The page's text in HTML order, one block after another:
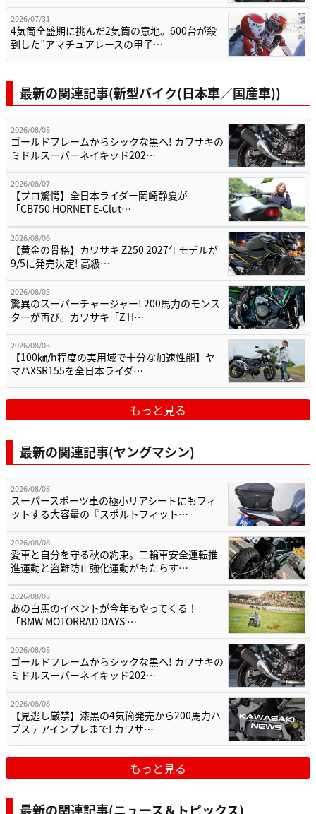
2026/07/31
4気筒全盛期に挑んだ2気筒の意地。600台が殺
到した”アマチュアレースの甲子…
最新の関連記事(新型バイク(日本車／国産車))
2026/08/08
ゴールドフレームからシックな黒へ! カワサキの
ミドルスーパーネイキッド202…
2026/08/07
【プロ驚愕】全日本ライダー岡崎静夏が
「CB750 HORNET E-Clut…
2026/08/06
【黄金の骨格】カワサキ Z250 2027年モデルが
9/5に発売決定! 高級…
2026/08/05
驚異のスーパーチャージャー! 200馬力のモンス
ターが再び。カワサキ「Z H…
2026/08/03
【100㎞/h程度の実用域で十分な加速性能】ヤ
マハXSR155を全日本ライダ…
もっと見る
最新の関連記事(ヤングマシン)
2026/08/08
スーパースポーツ車の極小リアシートにもフィ
ットする大容量の『スポルトフィット…
2026/08/08
愛車と自分を守る秋の約束。二輪車安全運転推
進運動と盗難防止強化運動がもたらす…
2026/08/08
あの白馬のイベントが今年もやってくる！
「BMW MOTORRAD DAYS …
2026/08/08
ゴールドフレームからシックな黒へ! カワサキの
ミドルスーパーネイキッド202…
2026/08/08
【見逃し厳禁】漆黒の4気筒発売から200馬力ハ
ブステアインプレまで! カワサ…
もっと見る
最新の関連記事(ニュース＆トピックス)